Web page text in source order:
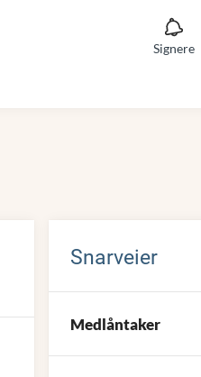
Signere
Snarveier
Medlåntaker